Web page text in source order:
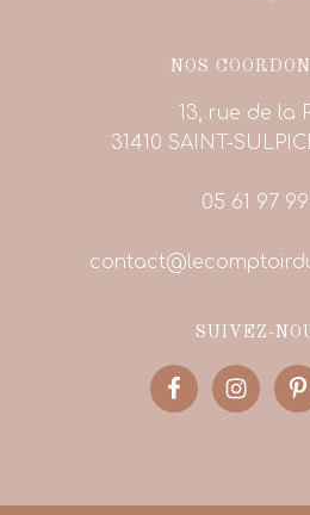
NOS
13, rue de la
31410 SAINT-
05 61 97 99
SUIVEZ-